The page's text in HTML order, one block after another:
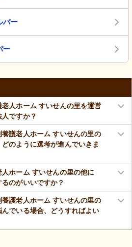
パー
ー
老人ホーム すいせんの里を運営
ですか？
養護老人ホーム すいせんの里の
のように選考が進んでいきま
人ホーム すいせんの里の他に
のがいいですか？
養護老人ホーム すいせんの里の
でいる場合、どうすればよい